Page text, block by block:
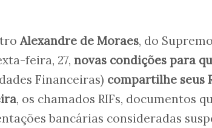
Alexandre de Moraes, do
feira, 27, novas condições para
Financeiras) compartilhe seus
, os chamados RIFs, documentos
bancárias consideradas